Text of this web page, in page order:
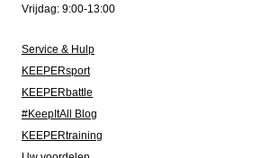
Vrijdag: 9:00-13:00
Service & Hulp
KEEPERsport
KEEPERbattle
#KeepItAll Blog
KEEPERtraining